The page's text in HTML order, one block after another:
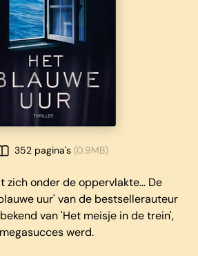
352 pagina's (0.9MB)
zich onder de oppervlakte… De
uur' van de bestsellerauteur
van 'Het meisje in de trein',
werd.